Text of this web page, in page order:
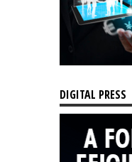
DIGITAL PRESS